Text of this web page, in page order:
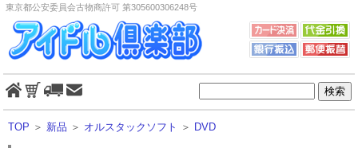
東京都公安委員会古物商許可 第305600306248号
TOP ＞ 新品 ＞ オルスタックソフト ＞ DVD